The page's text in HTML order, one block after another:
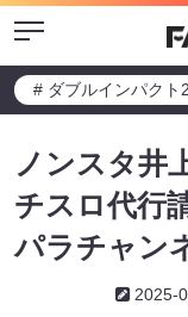
Menu
# ダブルインパクト
ノンスタ井
チスロ代行
パラチャン
2025-